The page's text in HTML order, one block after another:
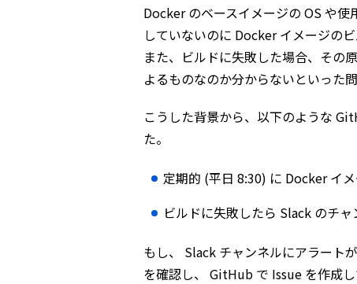
Docker のベースイメージの OS や
していないのに Docker イメージの
また、ビルドに失敗した場合、その
よるものなのか分からないといった問
こうした背景から、以下のような
た。
定期的 (平日 8:30) に Docker イ
ビルドに失敗したら Slack のチャ
もし、 Slack チャンネルにアラート
を確認し、 GitHub で Issue を作成し